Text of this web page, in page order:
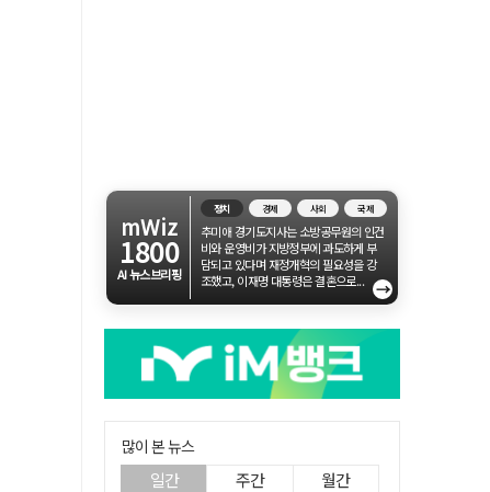
mWiz
1800
AI 뉴스브리핑
정치 경제 사회 국제
추미애 경기도지사는 소방공무원의 인건
비와 운영비가 지방정부에 과도하게 부
담되고 있다며 재정개혁의 필요성을 강
조했고, 이재명 대통령은 결혼으로...
→
많이 본 뉴스
일간 주간 월간